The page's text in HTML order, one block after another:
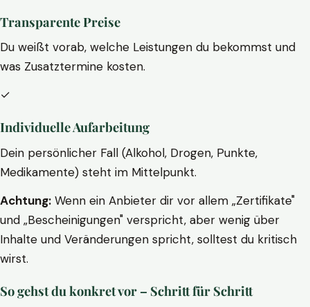
Transparente Preise
Du weißt vorab, welche Leistungen du bekommst und
was Zusatztermine kosten.
✓
Individuelle Aufarbeitung
Dein persönlicher Fall (Alkohol, Drogen, Punkte,
Medikamente) steht im Mittelpunkt.
Achtung: Wenn ein Anbieter dir vor allem „Zertifikate"
und „Bescheinigungen" verspricht, aber wenig über
Inhalte und Veränderungen spricht, solltest du kritisch
wirst.
So gehst du konkret vor – Schritt für Schritt